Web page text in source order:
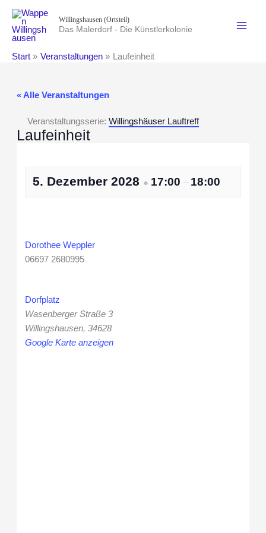
Inhalt
springen
Willingshausen (Ortsteil)
Das Malerdorf - Die Künstlerkolonie
Start Veranstaltungen Laufeinheit
« Alle Veranstaltungen
Veranstaltungsserie: Willingshäuser Lauftreff
Laufeinheit
5. Dezember 2028 ● 17:00– 18:00
Dorothee Weppler
06697 2680995
Dorfplatz
Wasenberger Straße 3
Willingshausen, 34628
Google Karte anzeigen